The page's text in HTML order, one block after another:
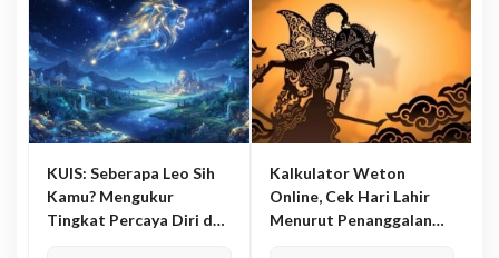
KUIS: Seberapa Leo Sih
Kamu? Mengukur
Tingkat Percaya Diri dan
Kalkulator Weton
Online, Cek Hari Lahir
Menurut Penanggalan